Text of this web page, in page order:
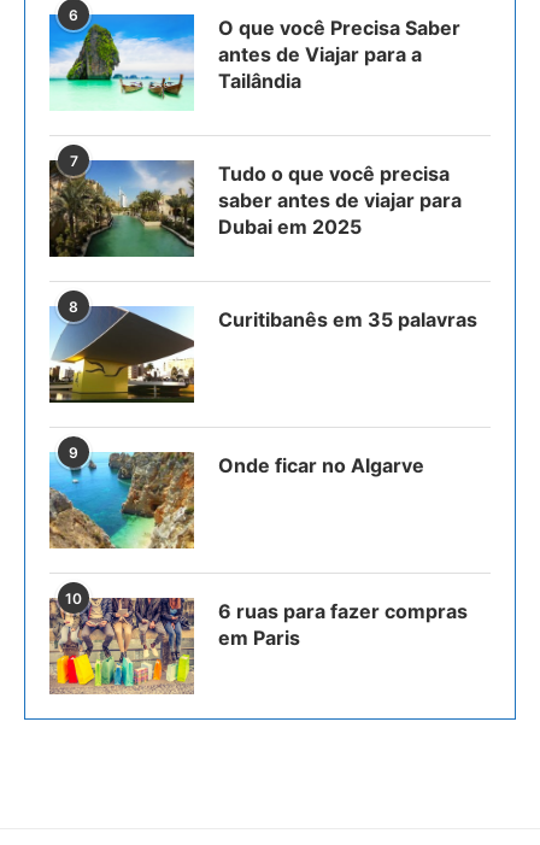
6
O que você Precisa Saber
antes de Viajar para a
Tailândia
7
Tudo o que você precisa
saber antes de viajar para
Dubai em 2025
8
Curitibanês em 35 palavras
9
Onde ficar no Algarve
10
6 ruas para fazer compras
em Paris